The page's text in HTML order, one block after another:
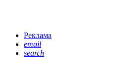
Реклама
email
search